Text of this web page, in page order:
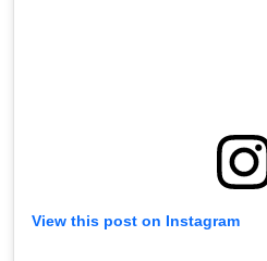
View this post on Instagram